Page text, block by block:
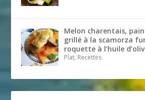
Melon charentais,
grillé à la scamorza
roquette à l’huile
Plat, Recettes